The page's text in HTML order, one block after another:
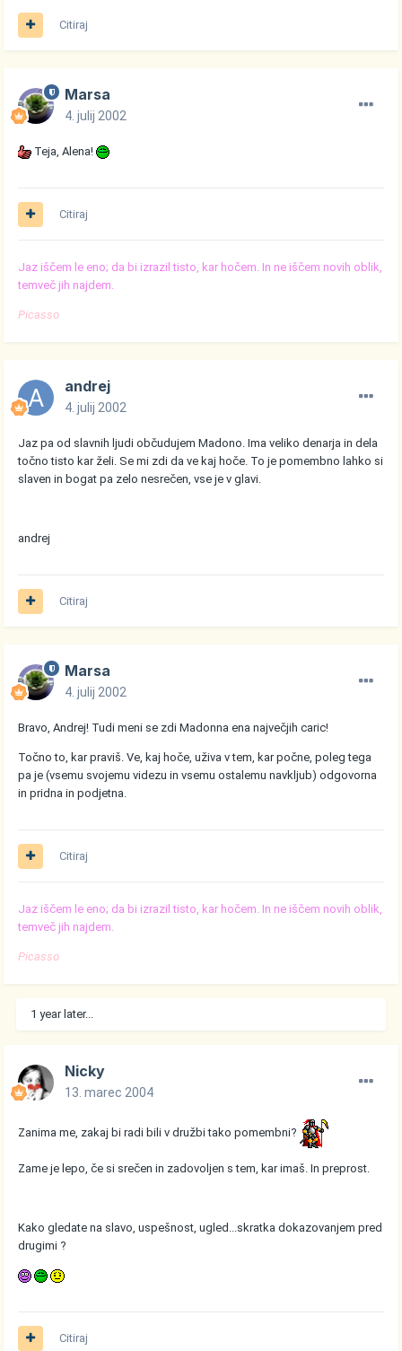
Citiraj
Marsa
4. julij 2002
Teja, Alena!
Citiraj
Jaz iščem le eno; da bi izrazil tisto, kar hočem. In ne iščem novih oblik,
temveč jih najdem.
Picasso
andrej
4. julij 2002
Jaz pa od slavnih ljudi občudujem Madono. Ima veliko denarja in dela
točno tisto kar želi. Se mi zdi da ve kaj hoče. To je pomembno lahko si
slaven in bogat pa zelo nesrečen, vse je v glavi.
andrej
Citiraj
Marsa
4. julij 2002
Bravo, Andrej! Tudi meni se zdi Madonna ena največjih caric!
Točno to, kar praviš. Ve, kaj hoče, uživa v tem, kar počne, poleg tega
pa je (vsemu svojemu videzu in vsemu ostalemu navkljub) odgovorna
in pridna in podjetna.
Citiraj
Jaz iščem le eno; da bi izrazil tisto, kar hočem. In ne iščem novih oblik,
temveč jih najdem.
Picasso
1 year later...
Nicky
13. marec 2004
Zanima me, zakaj bi radi bili v družbi tako pomembni?
Zame je lepo, če si srečen in zadovoljen s tem, kar imaš. In preprost.
Kako gledate na slavo, uspešnost, ugled...skratka dokazovanjem pred
drugimi ?
Citiraj